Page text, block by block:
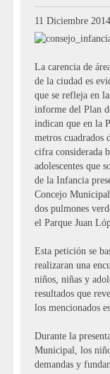
11 Diciembre 2014
La carencia de
de la ciudad es
que se refleja en
informe del Plan
indican que en la
metros cuadrados
cifra considerada
adolescentes que
de la Infancia
Concejo
dos pulmones
el Parque Juan
Esta petición se
realizaran una
niños, niñas y
resultados que
los mencionados
Durante la
Municipal, los
demandas y